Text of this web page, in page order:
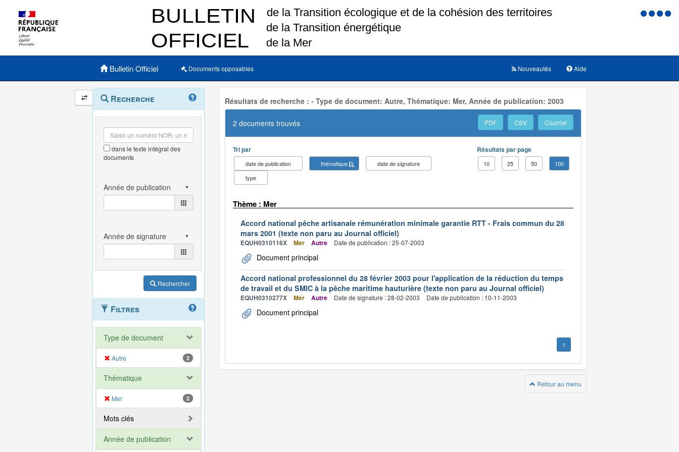
Menu
Menu principal
Bulletin Officiel Documents opposables Aide
Nouveautés
Navigation
et
outils
annexes
Menu
contextuel
Recherche
dans le texte intégral des
documents
Rechercher
Filtres
Type de document
Autre 2
Thématique
Mer 2
Mots clés
Année de publication
Résultats de recherche : - Type de document: Autre, Thématique: Mer, Année de publication: 2003
2 documents trouvés PDF CSV Courriel
Tri par
date de publication thématique
date de signature
type
Résultats par page
10 25 50 100
Thème : Mer
Accord national pêche artisanale rémunération minimale garantie RTT - Frais commun du 28
mars 2001 (texte non paru au Journal officiel)
EQUH0310116X Mer Autre Date de publication : 25-07-2003
Document principal
Accord national professionnel du 28 février 2003 pour l'application de la réduction du temps
de travail et du SMIC à la pêche maritime hauturière (texte non paru au Journal officiel)
EQUH0310277X Mer Autre Date de signature : 28-02-2003 Date de publication : 10-11-2003
Document principal
1
Retour au menu